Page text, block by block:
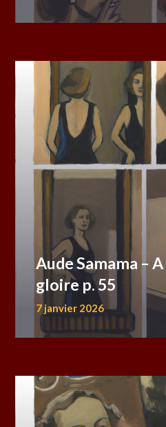
Aude Samama –
gloire p. 55
7 janvier 2026